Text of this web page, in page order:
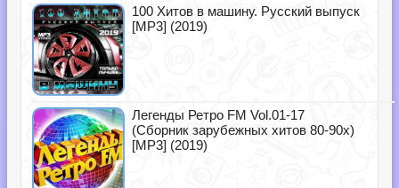
100 Хитов в машину. Русский выпуск
[MP3] (2019)
Легенды Ретро FM Vol.01-17
(Сборник зарубежных хитов 80-90х)
[MP3] (2019)